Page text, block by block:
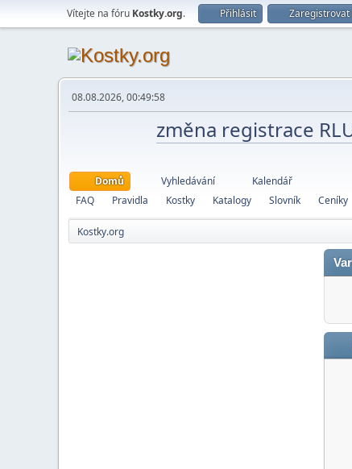
Vítejte na fóru Kostky.org. Přihlásit Zaregistrovat
08.08.2026, 00:49:58
změna registrace
Domů Vyhledávání
Kalendář
FAQ
Pravidla Kostky Katalogy Slovník Ceníky
Kostky.org